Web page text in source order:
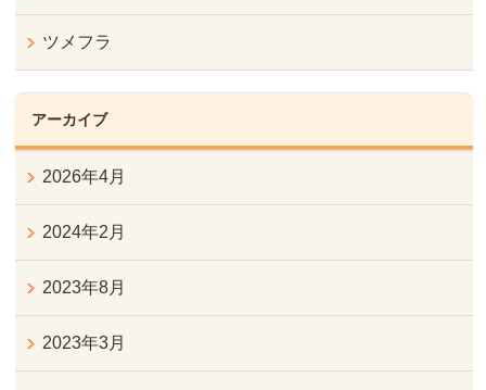
ツメフラ
アーカイブ
2026年4月
2024年2月
2023年8月
2023年3月